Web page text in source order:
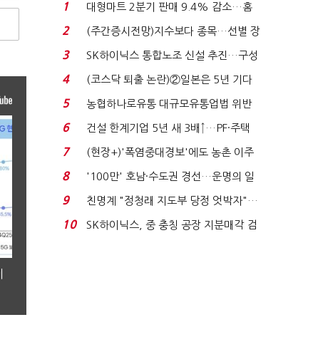
1
대형마트 2분기 판매 9.4% 감소…홈
플러스 사태 여파...
2
(주간증시전망)지수보다 종목…선별 장
세 이어진다...
3
SK하이닉스 통합노조 신설 추진…구성
원 간 성과급 불...
4
(코스닥 퇴출 논란)②일본은 5년 기다
려주는데 우리는 ...
5
농협하나로유통 대규모유통업법 위반
적발…공정위, 과...
6
건설 한계기업 5년 새 3배↑…PF·주택
침체에 재무 ...
7
(현장+)'폭염중대경보'에도 농촌 이주
노동자는 강행군…'야...
8
'100만' 호남·수도권 경선…운명의 일
주일
9
친명계 "정청래 지도부 당정 엇박자"…
친청계 "신천지 오...
10
SK하이닉스, 중 충칭 공장 지분매각 검